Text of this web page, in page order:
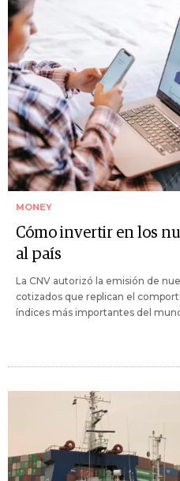
MONEY
Cómo invertir en los
al país
La CNV autorizó la emisión de
cotizados que replican el
índices más importantes del